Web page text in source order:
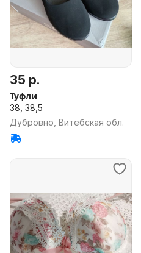
35 р.
Туфли
38, 38,5
Дубровно, Витебская обл.